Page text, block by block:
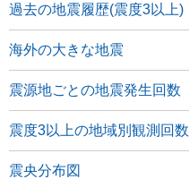
過去の地震履歴(震度3以上)
海外の大きな地震
震源地ごとの地震発生回数
震度3以上の地域別観測回数
震央分布図